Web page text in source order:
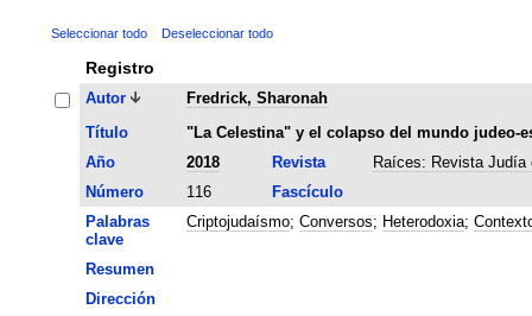
Seleccionar todo Deseleccionar todo
Registro
Autor
Fredrick, Sharonah
Título
"La Celestina" y el colapso del mundo judeo-
Año
2018 Revista
Raíces: Revista Judía
Número
116
Fascículo
Palabras
clave
Criptojudaísmo; Conversos; Heterodoxia;
Resumen
Dirección